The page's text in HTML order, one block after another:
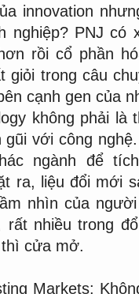
innovation
nghiệp? PNJ có
rồi cổ phần
giỏi trong câu
cạnh gen của
không phải là
với công
ngành để
ra, liệu đổi mới
nhìn của
rất nhiều trong
cửa mở.
Markets: